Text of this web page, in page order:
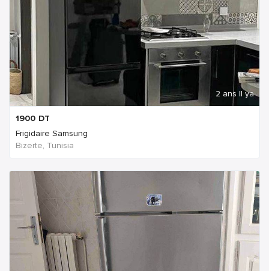
2 ans Il ya
1900 DT
Frigidaire Samsung
Bizerte, Tunisia